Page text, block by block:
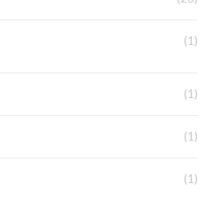
(1)
(1)
(1)
(1)